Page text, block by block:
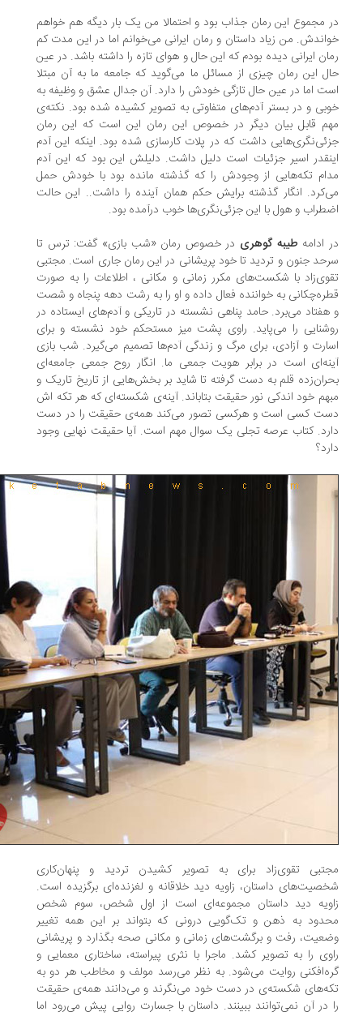
مجموع این رمان جذاب بود و احتمالا من یک بار دیگه هم خواهم
من زیاد داستان و رمان ایرانی می‌خوانم اما در این مدت کم
ایرانی دیده بودم که این حال و هوای تازه را داشته باشد. در عین
این رمان چیزی از مسائل ما می‌گوید که جامعه ما به آن مبتلا
اما در عین حال تازگی خودش را دارد. آن جدال عشق و وظیفه به
و در بستر آدم‌های متفاوتی به تصویر کشیده شده بود. نکته‌ی
قابل بیان دیگر در خصوص این رمان این است که این رمان
داشت که در پلات کارسازی شده بود. اینکه این آدم
اسیر جزئیات است دلیل داشت. دلیلش این بود که این آدم
تکه‌هایی از وجودش را که گذشته مانده بود با خودش حمل
انگار گذشته برایش حکم همان آینده را داشت.. این حالت
و هول با این جزئی‌نگری‌ها خوب درآمده بود.
ادامهطیبه گوهریدر خصوص رمان «شب بازی» گفت: ترس تا
جنون و تردید تا خود پریشانی در این رمان جاری است. مجتبی
با شکست‌های مکرر زمانی و مکانی ، اطلاعات را به صورت
به خواننده فعال داده و او را به رشت دهه پنجاه و شصت
می‌برد. حامد پناهی نشسته در تاریکی و آدم‌های ایستاده در
را می‌پاید. راوی پشت میز مستحکم خود نشسته و برای
و آزادی، برای مرگ و زندگی آدم‌ها تصمیم می‌گیرد. شب بازی
است در برابر هویت جمعی ما. انگار روح جمعی جامعه‌ای
قلم به دست گرفته تا شاید بر بخش‌هایی از تاریخ تاریک و
خود اندکی نور حقیقت بتاباند. آینه‌ی شکسته‌ای که هر تکه اش
کسی است و هرکسی تصور می‌کند همه‌ی حقیقت را در دست
کتاب عرصه تجلی یک سوال مهم است. آیا حقیقت نهایی وجود
تقوی‌زاد برای به تصویر کشیدن تردید و پنهان‌کاری
داستان، زاویه دید خلاقانه و لغزنده‌ای برگزیده است.
دید داستان مجموعه‌ای است از اول شخص، سوم شخص
به ذهن و تک‌گویی درونی که بتواند بر این همه تغییر
رفت و برگشت‌های زمانی و مکانی صحه بگذارد و پریشانی
را به تصویر کشد. ماجرا با نثری پیراسته، ساختاری معمایی و
روایت می‌شود. به نظر می‌رسد مولف و مخاطب هر دو به
شکسته‌ی در دست خود می‌نگرند و می‌دانند همه‌ی حقیقت
در آن نمی‌توانند ببینند. داستان با جسارت روایی پیش می‌رود اما